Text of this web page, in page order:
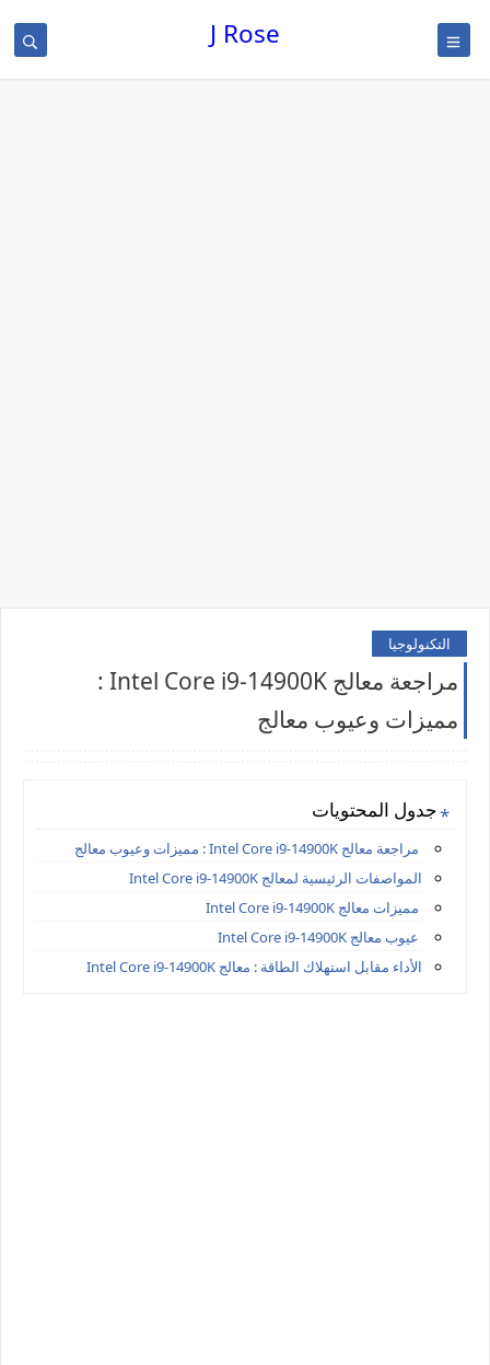
J Rose
التكنولوجيا
مراجعة معالج Intel Core i9-14900K :
مميزات وعيوب معالج
جدول المحتويات
مراجعة معالج Intel Core i9-14900K : مميزات وعيوب معالج
المواصفات الرئيسية لمعالج Intel Core i9-14900K
مميزات معالج Intel Core i9-14900K
عيوب معالج Intel Core i9-14900K
الأداء مقابل استهلاك الطاقة : معالج Intel Core i9-14900K